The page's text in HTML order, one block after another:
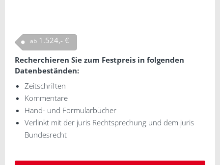
ab 1.524,- €
Recherchieren Sie zum Festpreis in folgenden
Datenbeständen:
Zeitschriften
Kommentare
Hand- und Formularbücher
Verlinkt mit der juris Rechtsprechung und dem juris
Bundesrecht